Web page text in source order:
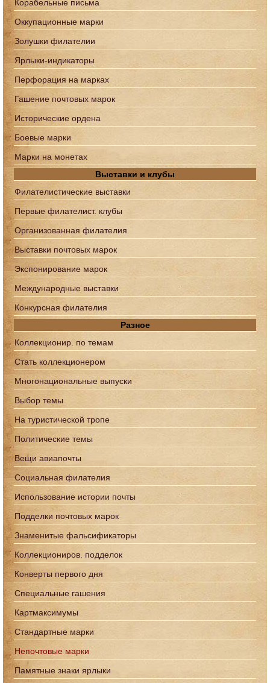
Корабельные письма
Оккупационные марки
Золушки филателии
Ярлыки-индикаторы
Перфорация на марках
Гашение почтовых марок
Исторические ордена
Боевые марки
Марки на монетах
Выставки и клубы
Филателистические выставки
Первые филателист. клубы
Организованная филателия
Выставки почтовых марок
Экспонирование марок
Международные выставки
Конкурсная филателия
Разное
Коллекционир. по темам
Стать коллекционером
Многонациональные выпуски
Выбор темы
На туристической тропе
Политические темы
Вещи авиапочты
Социальная филателия
Использование истории почты
Подделки почтовых марок
Знаменитые фальсификаторы
Коллекциониров. подделок
Конверты первого дня
Специальные гашения
Картмаксимумы
Стандартные марки
Непочтовые марки
Памятные знаки ярлыки